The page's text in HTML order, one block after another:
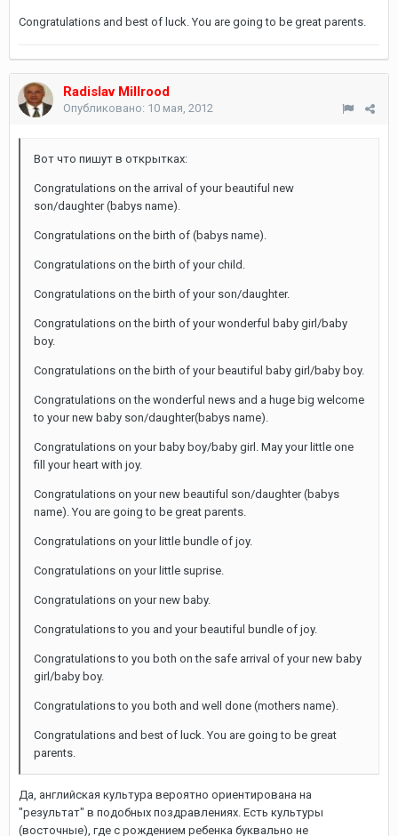
Congratulations and best of luck. You are going to be great parents.
Radislav Millrood
Опубликовано: 10 мая, 2012
Вот что пишут в открытках:
Congratulations on the arrival of your beautiful new
son/daughter (babys name).
Congratulations on the birth of (babys name).
Congratulations on the birth of your child.
Congratulations on the birth of your son/daughter.
Congratulations on the birth of your wonderful baby girl/baby
boy.
Congratulations on the birth of your beautiful baby girl/baby boy.
Congratulations on the wonderful news and a huge big welcome
to your new baby son/daughter(babys name).
Congratulations on your baby boy/baby girl. May your little one
fill your heart with joy.
Congratulations on your new beautiful son/daughter (babys
name). You are going to be great parents.
Congratulations on your little bundle of joy.
Congratulations on your little suprise.
Congratulations on your new baby.
Congratulations to you and your beautiful bundle of joy.
Congratulations to you both on the safe arrival of your new baby
girl/baby boy.
Congratulations to you both and well done (mothers name).
Congratulations and best of luck. You are going to be great
parents.
Да, английская культура вероятно ориентирована на
"результат" в подобных поздравлениях. Есть культуры
(восточные), где с рождением ребенка буквально не